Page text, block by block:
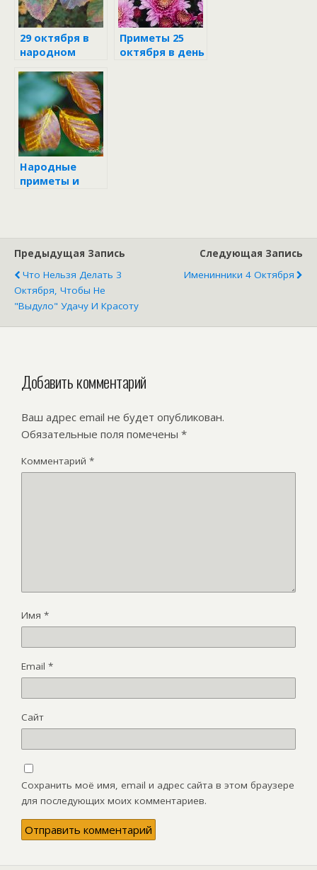
29 октября в
народном
Приметы 25
октября в день
Народные
приметы и
Предыдущая Запись
Что Нельзя Делать 3
Октября, Чтобы Не
"выдуло" Удачу И Красоту
Следующая Запись
Именинники 4 Октября
Добавить комментарий
Ваш адрес email не будет опубликован.
Обязательные поля помечены *
Комментарий *
Имя *
Email *
Сайт
Сохранить моё имя, email и адрес сайта в этом браузере
для последующих моих комментариев.